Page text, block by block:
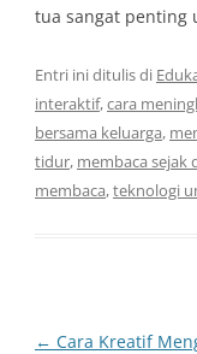
tua sangat penting
Entri ini ditulis di
interaktif,cara
bersama keluarga,
tidur, membaca sejak
membaca,teknologi
Navigasi
← Cara Kreatif